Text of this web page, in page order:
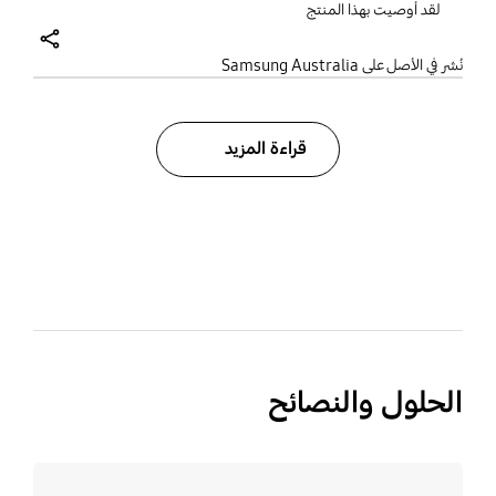
لقد أوصيت بهذا المنتج
نُشر في الأصل على Samsung Australia
قراءة المزيد
الحلول والنصائح